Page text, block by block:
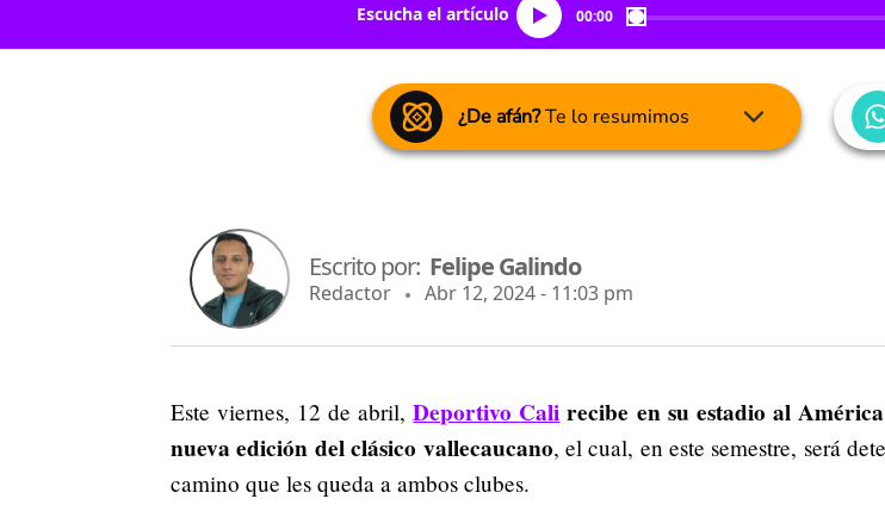
Escucha el artículo 00:00
¿De afán?Te lo resumimos
Escrito por: Felipe Galindo
Redactor Abr 12, 2024 - 11:03 pm
Este viernes, 12 de abril, Deportivo Cali recibe en su estadio al
nueva edición del clásico vallecaucano, el cual, en este semestre, será
camino que les queda a ambos clubes.